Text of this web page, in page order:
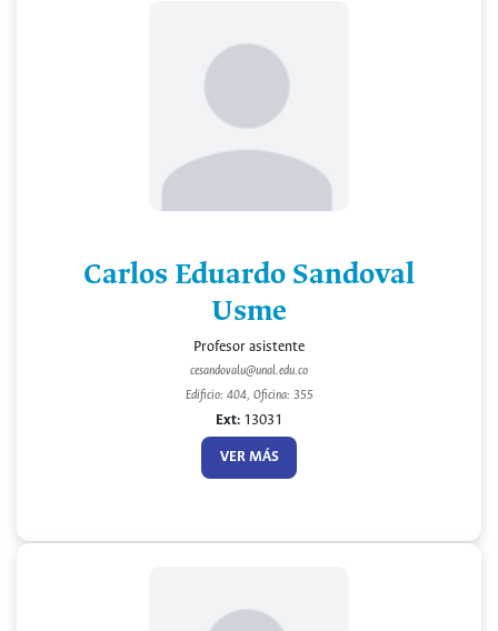
Carlos Eduardo Sandoval
Usme
Profesor asistente
cesandovalu@unal.edu.co
Edificio: 404, Oficina: 355
Ext: 13031
VER MÁS